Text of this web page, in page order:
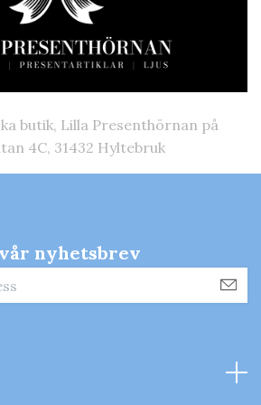
butik, Lilla Presenthörnan på
4C, 31432 Hyltebruk
nyhetsbrev